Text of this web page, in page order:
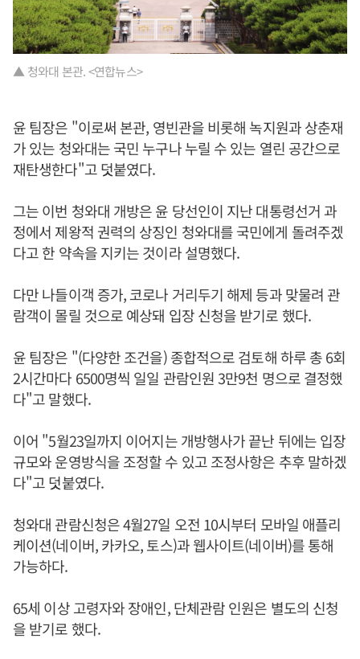
▲ 청와대 본관. <연합뉴스>
윤 팀장은 "이로써 본관, 영빈관을 비롯해 녹지원과 상춘재
가 있는 청와대는 국민 누구나 누릴 수 있는 열린 공간으로
재탄생한다"고 덧붙였다.
그는 이번 청와대 개방은 윤 당선인이 지난 대통령선거 과
정에서 제왕적 권력의 상징인 청와대를 국민에게 돌려주겠
다고 한 약속을 지키는 것이라 설명했다.
다만 나들이객 증가, 코로나 거리두기 해제 등과 맞물려 관
람객이 몰릴 것으로 예상돼 입장 신청을 받기로 했다.
윤 팀장은 "(다양한 조건을) 종합적으로 검토해 하루 총 6회
2시간마다 6500명씩 일일 관람인원 3만9천 명으로 결정했
다"고 말했다.
이어 "5월23일까지 이어지는 개방행사가 끝난 뒤에는 입장
규모와 운영방식을 조정할 수 있고 조정사항은 추후 말하겠
다"고 덧붙였다.
청와대 관람신청은 4월27일 오전 10시부터 모바일 애플리
케이션(네이버, 카카오, 토스)과 웹사이트(네이버)를 통해
가능하다.
65세 이상 고령자와 장애인, 단체관람 인원은 별도의 신청
을 받기로 했다.